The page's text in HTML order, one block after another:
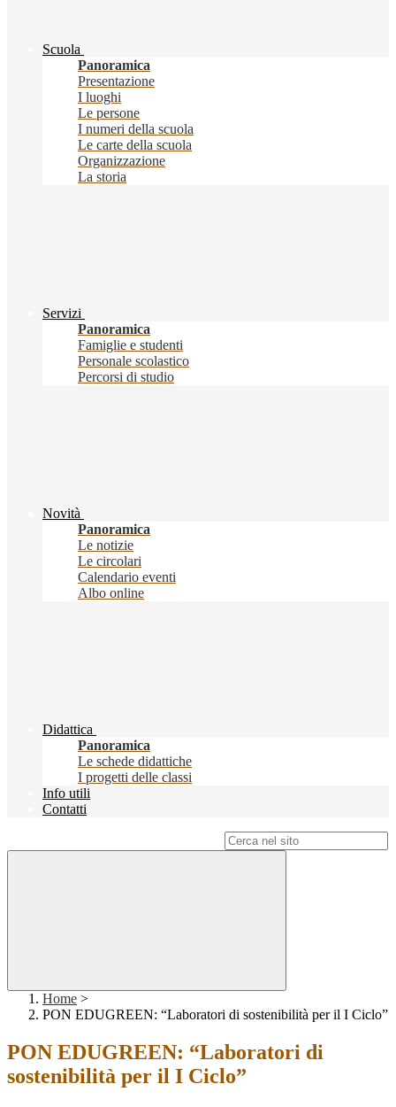
Scuola
Panoramica
Presentazione
I luoghi
Le persone
I numeri della scuola
Le carte della scuola
Organizzazione
La storia
Servizi
Panoramica
Famiglie e studenti
Personale scolastico
Percorsi di studio
Novità
Panoramica
Le notizie
Le circolari
Calendario eventi
Albo online
Didattica
Panoramica
Le schede didattiche
I progetti delle classi
Info utili
Contatti
Home >
PON EDUGREEN: “Laboratori di sostenibilità per il I Ciclo”
PON EDUGREEN: “Laboratori di
sostenibilità per il I Ciclo”